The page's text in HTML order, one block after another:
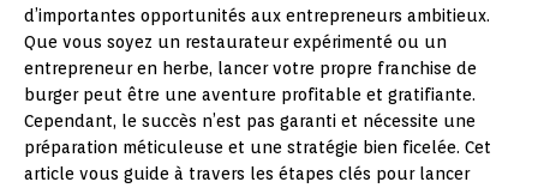
d’importantes opportunités aux entrepreneurs ambitieux.
Que vous soyez un restaurateur expérimenté ou un
entrepreneur en herbe, lancer votre propre franchise de
burger peut être une aventure profitable et gratifiante.
Cependant, le succès n’est pas garanti et nécessite une
préparation méticuleuse et une stratégie bien ficelée. Cet
article vous guide à travers les étapes clés pour lancer